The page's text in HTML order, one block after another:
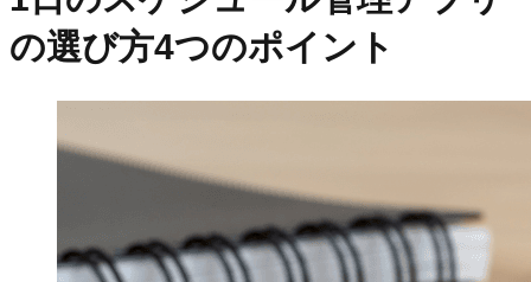
の選び方4つのポイント